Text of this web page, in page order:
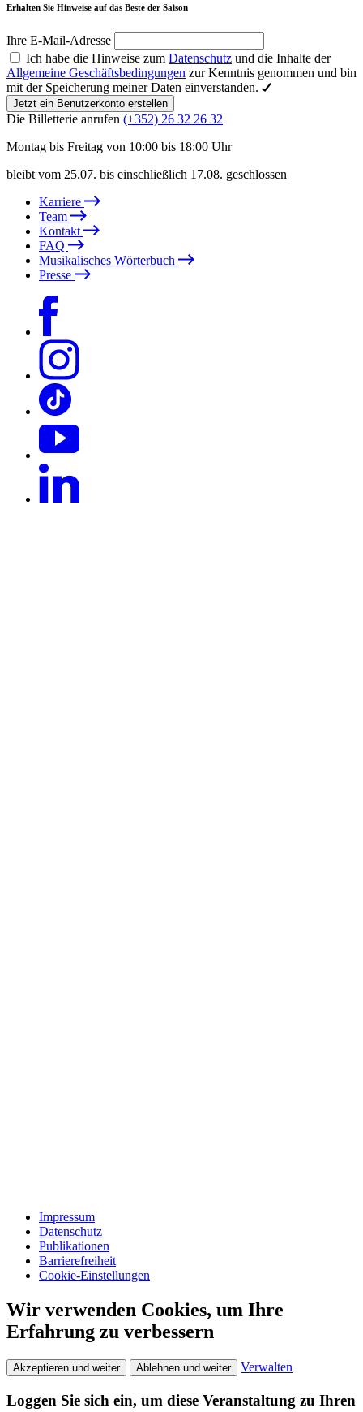
Erhalten Sie Hinweise auf das Beste der Saison
Ihre E-Mail-Adresse
Ich habe die Hinweise zum Datenschutz und die Inhalte der
Allgemeine Geschäftsbedingungen zur Kenntnis genommen und bin
mit der Speicherung meiner Daten einverstanden.
Jetzt ein Benutzerkonto erstellen
Die Billetterie anrufen (+352) 26 32 26 32
Montag bis Freitag von 10:00 bis 18:00 Uhr
bleibt vom 25.07. bis einschließlich 17.08. geschlossen
Karriere
Team
Kontakt
FAQ
Musikalisches Wörterbuch
Presse
Impressum
Datenschutz
Publikationen
Barrierefreiheit
Cookie-Einstellungen
Wir verwenden Cookies, um Ihre
Erfahrung zu verbessern
Akzeptieren und weiter Ablehnen und weiter Verwalten
Loggen Sie sich ein, um diese Veranstaltung zu Ihren